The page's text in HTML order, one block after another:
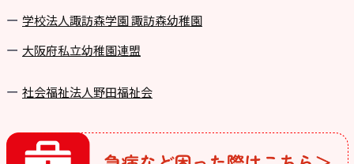
学校法⼈諏訪森学園 諏訪森幼稚園
⼤阪府私⽴幼稚園連盟
社会福祉法人野田福祉会